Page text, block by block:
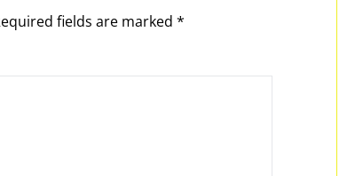
fields are marked *